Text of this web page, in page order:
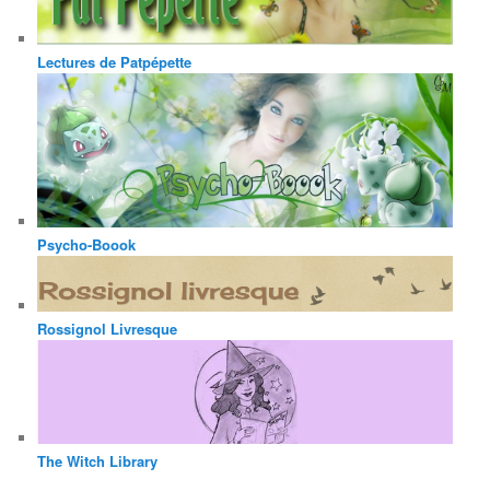
Lectures de Patpépette
Psycho-Boook
Rossignol Livresque
The Witch Library